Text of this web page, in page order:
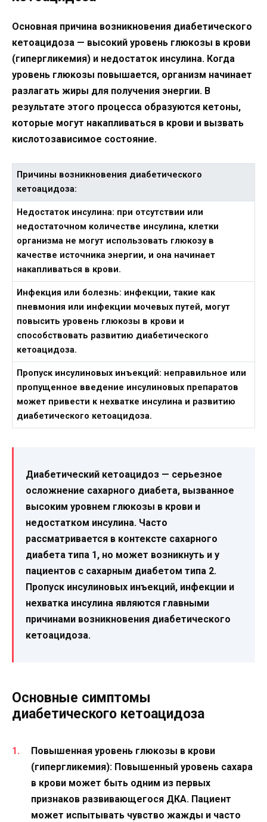
Основная причина возникновения диабетического
кетоацидоза — высокий уровень глюкозы в крови
(гипергликемия) и недостаток инсулина. Когда
уровень глюкозы повышается, организм начинает
разлагать жиры для получения энергии. В
результате этого процесса образуются кетоны,
которые могут накапливаться в крови и вызвать
кислотозависимое состояние.
Причины возникновения диабетического
кетоацидоза:
Недостаток инсулина: при отсутствии или
недостаточном количестве инсулина, клетки
организма не могут использовать глюкозу в
качестве источника энергии, и она начинает
накапливаться в крови.
Инфекция или болезнь: инфекции, такие как
пневмония или инфекции мочевых путей, могут
повысить уровень глюкозы в крови и
способствовать развитию диабетического
кетоацидоза.
Пропуск инсулиновых инъекций: неправильное или
пропущенное введение инсулиновых препаратов
может привести к нехватке инсулина и развитию
диабетического кетоацидоза.
Диабетический кетоацидоз — серьезное
осложнение сахарного диабета, вызванное
высоким уровнем глюкозы в крови и
недостатком инсулина. Часто
рассматривается в контексте сахарного
диабета типа 1, но может возникнуть и у
пациентов с сахарным диабетом типа 2.
Пропуск инсулиновых инъекций, инфекции и
нехватка инсулина являются главными
причинами возникновения диабетического
кетоацидоза.
Основные симптомы
диабетического кетоацидоза
Повышенная уровень глюкозы в крови
(гипергликемия): Повышенный уровень сахара
в крови может быть одним из первых
признаков развивающегося ДКА. Пациент
может испытывать чувство жажды и часто